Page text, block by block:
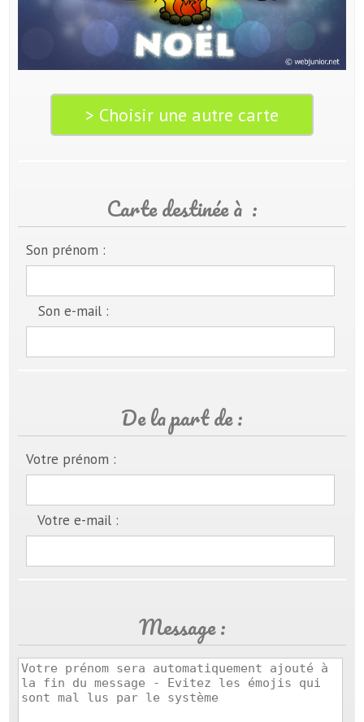
> Choisir une autre carte
Carte destinée à :
Son prénom :
Son e-mail :
De la part de :
Votre prénom :
Votre e-mail :
Message :